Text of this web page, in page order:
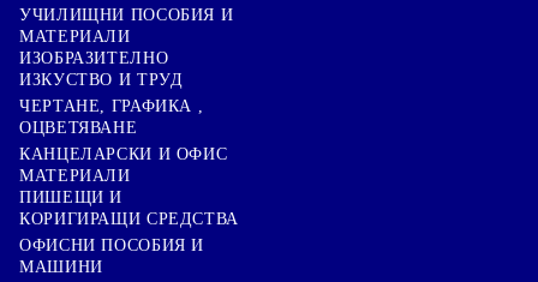
УЧИЛИЩНИ ПОСОБИЯ И
МАТЕРИАЛИ
ИЗОБРАЗИТЕЛНО
ИЗКУСТВО И ТРУД
ЧЕРТАНЕ, ГРАФИКА ,
ОЦВЕТЯВАНЕ
КАНЦЕЛАРСКИ И ОФИС
МАТЕРИАЛИ
ПИШЕЩИ И
КОРИГИРАЩИ СРЕДСТВА
ОФИСНИ ПОСОБИЯ И
МАШИНИ